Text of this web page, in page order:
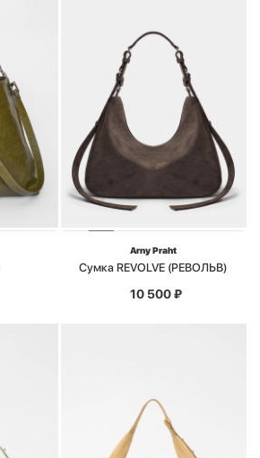
Arny Praht
Сумка REVOLVE (РЕВОЛЬВ)
10 500₽